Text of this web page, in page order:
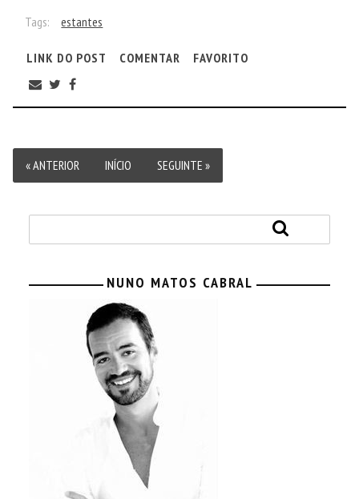
Tags: estantes
LINK DO POST COMENTAR FAVORITO
« ANTERIOR INÍCIO SEGUINTE »
NUNO MATOS CABRAL